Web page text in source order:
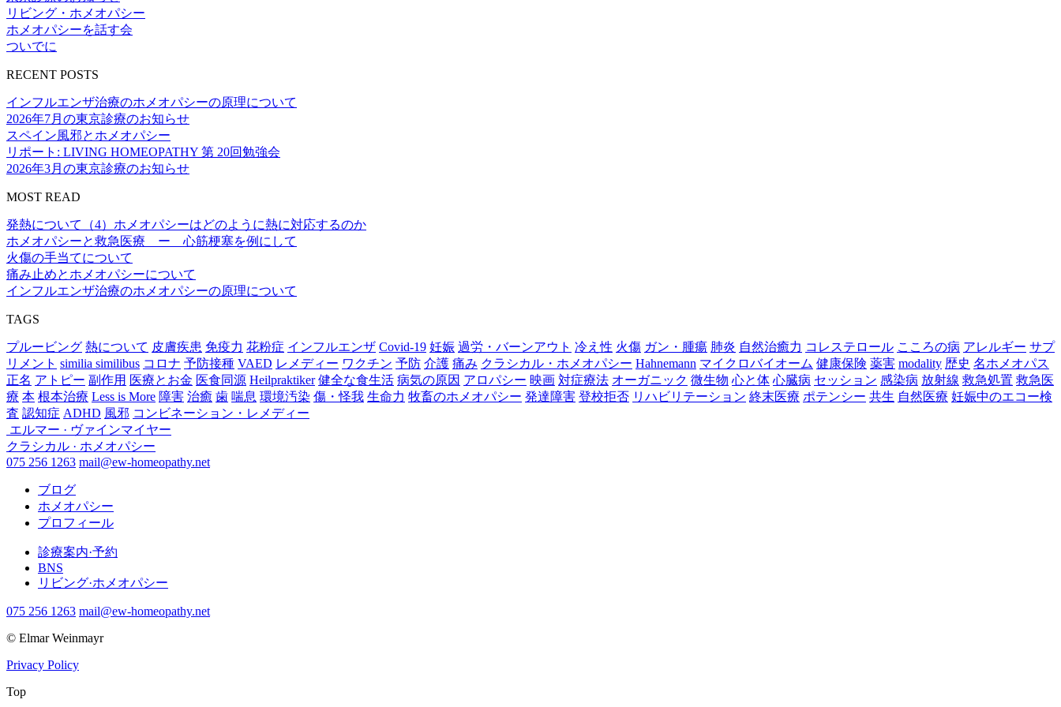
リビング・ホメオパシー
ホメオパシーを話す会
ついでに
RECENT POSTS
インフルエンザ治療のホメオパシーの原理について
2026年7月の東京診療のお知らせ
スペイン風邪とホメオパシー
リポート: LIVING HOMEOPATHY 第 20回勉強会
2026年3月の東京診療のお知らせ
MOST READ
発熱について（4）ホメオパシーはどのように熱に対応するのか
ホメオパシーと救急医療 ー 心筋梗塞を例にして
火傷の手当てについて
痛み止めとホメオパシーについて
インフルエンザ治療のホメオパシーの原理について
TAGS
プルービング 熱について 皮膚疾患 免疫力 花粉症 インフルエンザ Covid-19 妊娠 過労・バーンアウト 冷え性 火傷 ガン・腫瘍 肺炎 自然治癒力 コレステロール こころの病 アレルギー サプ
リメント similia similibus コロナ 予防接種 VAED レメディー ワクチン 予防 介護 痛み クラシカル・ホメオパシー Hahnemann マイクロバイオーム 健康保険 薬害 modality 歴史 名ホメオパス
正名 アトピー 副作用 医療とお金 医食同源 Heilpraktiker 健全な食生活 病気の原因 アロパシー 映画 対症療法 オーガニック 微生物 心と体 心臓病 セッション 感染病 放射線 救急処置 救急医
療 本 根本治療 Less is More 障害 治癒 歯 喘息 環境汚染 傷・怪我 生命力 牧畜のホメオパシー 発達障害 登校拒否 リハビリテーション 終末医療 ポテンシー 共生 自然医療 妊娠中のエコー検
査 認知症 ADHD 風邪 コンビネーション・レメディー
エルマー · ヴァインマイヤー
クラシカル · ホメオパシー
075 256 1263 mail@ew-homeopathy.net
ブログ
ホメオパシー
プロフィール
診療案内·予約
BNS
リビング·ホメオパシー
075 256 1263 mail@ew-homeopathy.net
© Elmar Weinmayr
Privacy Policy
Top